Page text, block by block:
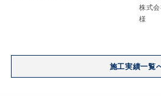
株式
様
施工実績一覧